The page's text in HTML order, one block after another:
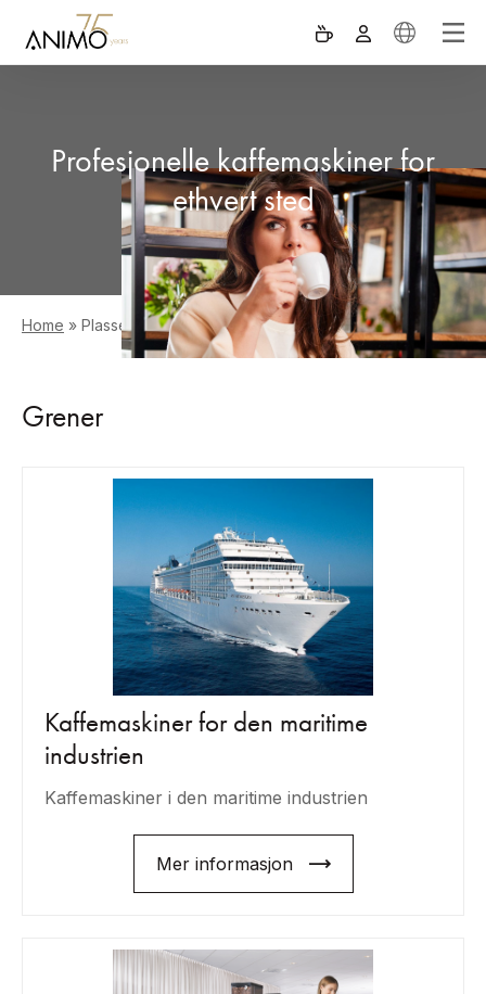
Profesjonelle kaffemaskiner for
ethvert sted
Home » Plasseringer
Grener
Kaffemaskiner for den maritime
industrien
Kaffemaskiner i den maritime industrien
Mer informasjon